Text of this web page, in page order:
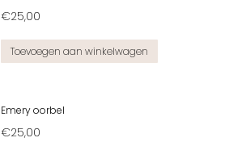
€25,00
Toevoegen aan winkelwagen
Emery oorbel
€25,00